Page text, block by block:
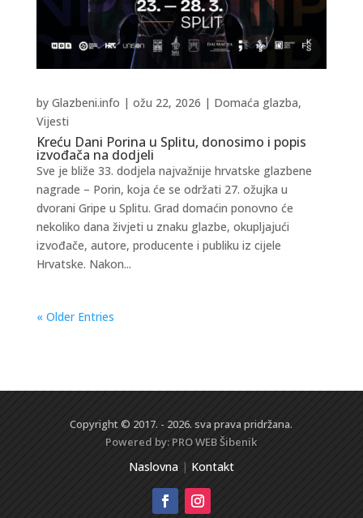
Kreću Dani Porina u Splitu, donosimo i popis
izvođača na dodjeli
by Glazbeni.info | ožu 22, 2026 | Domaća glazba,
Vijesti
Sve je bliže 33. dodjela najvažnije hrvatske glazbene
nagrade – Porin, koja će se održati 27. ožujka u
dvorani Gripe u Splitu. Grad domaćin ponovno će
nekoliko dana živjeti u znaku glazbe, okupljajući
izvođače, autore, producente i publiku iz cijele
Hrvatske. Nakon...
« Older Entries
Copyright © 2017. - 2026. sva prava pridržana.
Powered by: PRO WEBŠibenik
Naslovna| Kontakt